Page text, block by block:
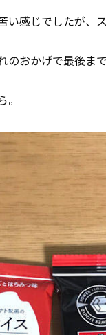
感じでしたが、
おかげで最後ま